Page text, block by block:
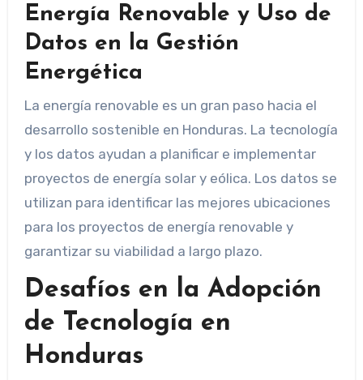
Energía Renovable y Uso de
Datos en la Gestión
Energética
La energía renovable es un gran paso hacia el
desarrollo sostenible en Honduras. La tecnología
y los datos ayudan a planificar e implementar
proyectos de energía solar y eólica. Los datos se
utilizan para identificar las mejores ubicaciones
para los proyectos de energía renovable y
garantizar su viabilidad a largo plazo.
Desafíos en la Adopción
de Tecnología en
Honduras